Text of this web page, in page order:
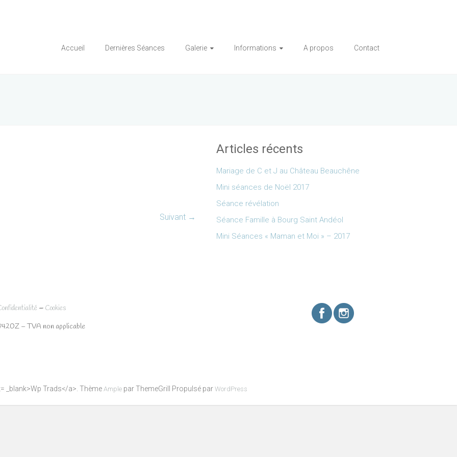
Accueil Dernières Séances Galerie Informations A propos Contact
Suivant →
Articles récents
Mariage de C et J au Château Beauchêne
Mini séances de Noël 2017
Séance révélation
Séance Famille à Bourg Saint Andéol
Mini Séances « Maman et Moi » – 2017
– Cookies
– TVA non applicable
_blank>Wp Trads</a>. Thème Ample par ThemeGrill Propulsé par WordPress